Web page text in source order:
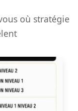
où stratégie